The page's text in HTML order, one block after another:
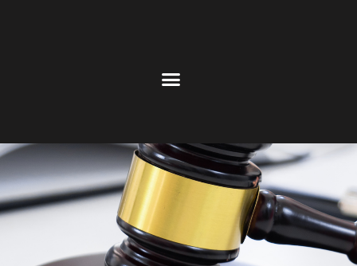
Assistance juridique de la FEDEM